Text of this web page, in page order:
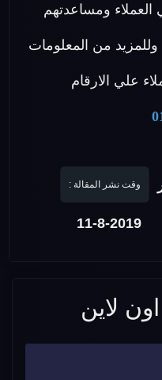
العملاء ومساعدتهم
من المعلومات
علي الارقام
وقت نشر المقالة :
11-8-2019
لاين